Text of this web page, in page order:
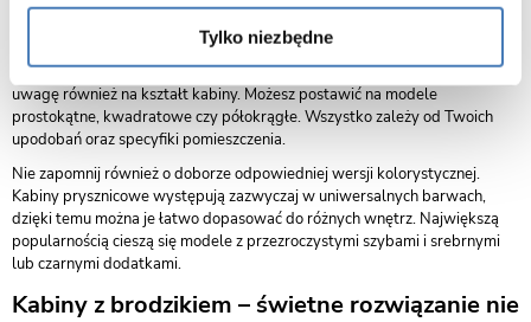
Tylko niezbędne
gdzie chcesz ją umieścić. Następnie wybierz model, który najlepiej wpisze
się w Twoją przestrzeń i umożliwi swobodne korzystanie z niej. Brodziki
występują w wielu wersjach rozmiarowych. Świetnie sprawdzają się
zarówno w niewielkich pomieszczeniach, jak i tych przestronnych. Zwróć
uwagę również na kształt kabiny. Możesz postawić na modele
prostokątne, kwadratowe czy półokrągłe. Wszystko zależy od Twoich
upodobań oraz specyfiki pomieszczenia.
Nie zapomnij również o doborze odpowiedniej wersji kolorystycznej.
Kabiny prysznicowe występują zazwyczaj w uniwersalnych barwach,
dzięki temu można je łatwo dopasować do różnych wnętrz. Największą
popularnością cieszą się modele z przezroczystymi szybami i srebrnymi
lub czarnymi dodatkami.
Kabiny z brodzikiem – świetne rozwiązanie nie